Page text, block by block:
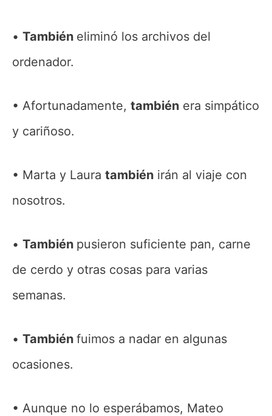
También eliminó los archivos del
ordenador.
Afortunadamente, también era simpático
y cariñoso.
Marta y Laura también irán al viaje con
nosotros.
También pusieron suficiente pan, carne
de cerdo y otras cosas para varias
semanas.
También fuimos a nadar en algunas
ocasiones.
Aunque no lo esperábamos, Mateo